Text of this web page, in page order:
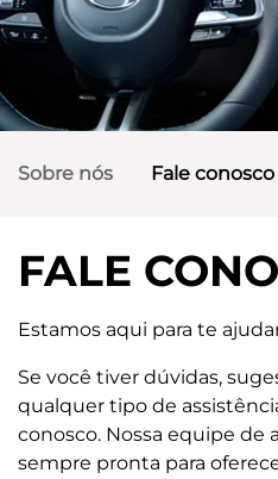
Sobre nós Fale conosco
FALE
Estamos aqui para te
Se você tiver dúvidas,
qualquer tipo de
conosco. Nossa equipe de
sempre pronta para